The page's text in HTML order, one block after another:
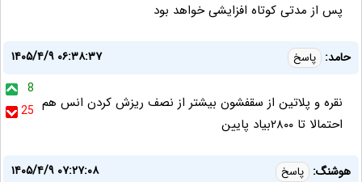
پس از مدتی کوتاه افزایشی خواهد بود
حامد: پاسخ
۱۴۰۵/۴/۹ ۰۶:۳۸:۳۷
8
25 نقره و پلاتین از سقفشون بیشتر از نصف ریزش کردن انس هم
احتمالا تا ۲۸۰۰بیاد پایین
هوشنگ: پاسخ
۱۴۰۵/۴/۹ ۰۷:۲۷:۰۸